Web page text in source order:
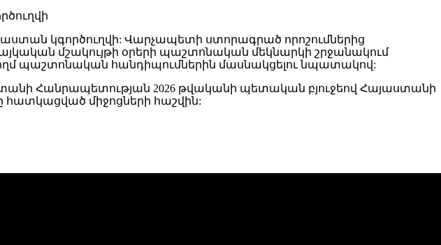
կգործուղվի: Վարչապետի ստորագրած որոշումներից
Հայկական մշակույթի օրերի պաշտոնական մեկնարկի շրջանակում
պաշտոնական հանդիպումներին մասնակցելու նպատակով:
Հանրապետության 2026 թվականի պետական բյուջեով Հայաստանի
հատկացված միջոցների հաշվին: